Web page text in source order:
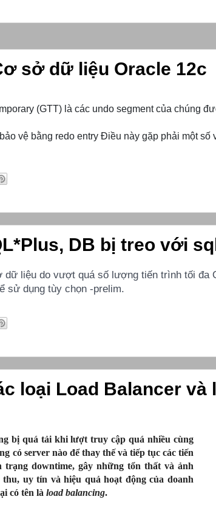
sở dữ liệu Oracle 12c
(GTT) là các undo segment của chúng
vệ bằng redo entry Điều này gặp phải một số
DB bị treo với
liệu do vượt quá số lượng tiến trình tối đa
sử dụng tùy chọn -prelim.
loại Load Balancer và
bị quá tải khi lượt truy cập quá nhiều cùng
có server nào để thay thế và tiếp tục các tiến
downtime, gây những tổn thất và ảnh
uy tín và hiệu quả hoạt động của doanh
có tên là load balancing.